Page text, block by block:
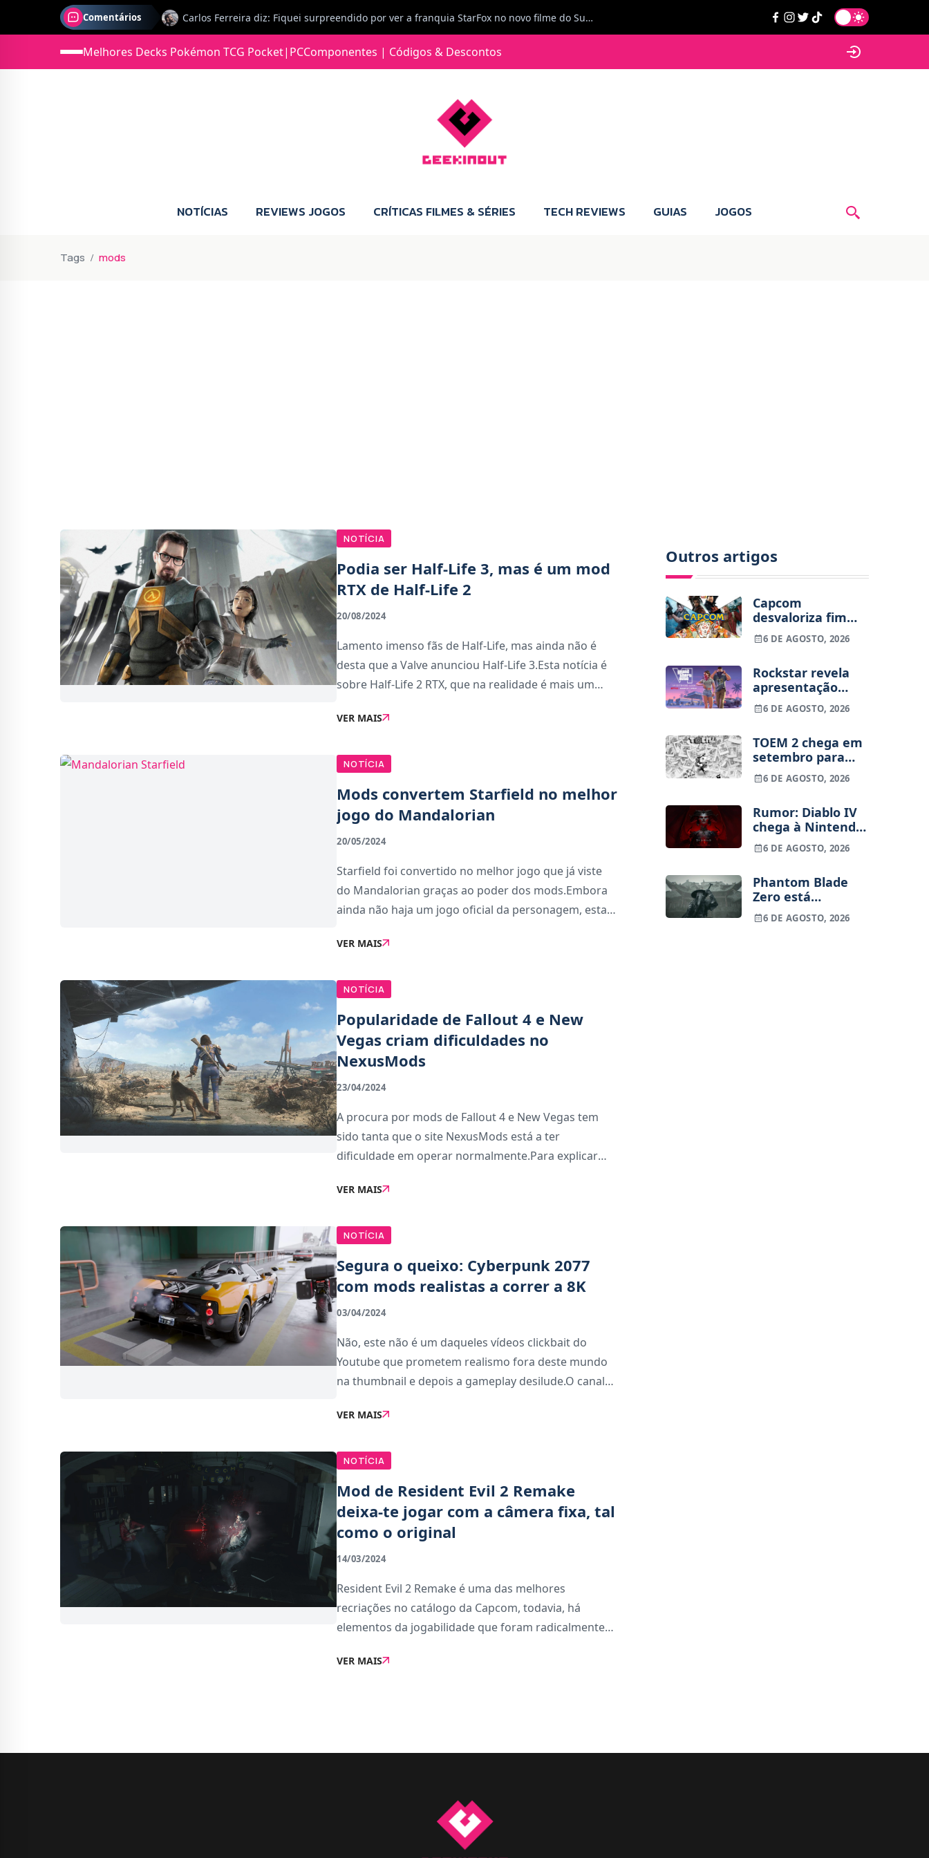
Comentários
Jonas diz: Estou seriamente com vontade para comprar para a Switch 2 :P
Melhores Decks Pokémon TCG Pocket| PCComponentes | Códigos & Descontos
NOTÍCIAS REVIEWS JOGOS CRÍTICAS FILMES & SÉRIES TECH REVIEWS GUIAS JOGOS
Tags mods
NOTÍCIA
Podia ser Half-Life 3, mas é um mod
RTX de Half-Life 2
20/08/2024
Lamento imenso fãs de Half-Life, mas ainda não é
desta que a Valve anunciou Half-Life 3.Esta notícia é
sobre Half-Life 2 RTX, que na realidade é mais um
soprar nova vida no conteúdo existente
VER MAIS
NOTÍCIA
Mods convertem Starfield no melhor
jogo do Mandalorian
20/05/2024
Starfield foi convertido no melhor jogo que já viste
do Mandalorian graças ao poder dos mods.Embora
ainda não haja um jogo oficial da personagem, esta
de Star Wars com vontade de instalar Sta
VER MAIS
NOTÍCIA
Popularidade de Fallout 4 e New
Vegas criam dificuldades no
NexusMods
23/04/2024
A procura por mods de Fallout 4 e New Vegas tem
sido tanta que o site NexusMods está a ter
dificuldade em operar normalmente.Para explicar
últimos dias estavam tão degradada
VER MAIS
NOTÍCIA
Segura o queixo: Cyberpunk 2077
com mods realistas a correr a 8K
03/04/2024
Não, este não é um daqueles vídeos clickbait do
Youtube que prometem realismo fora deste mundo
na thumbnail e depois a gameplay desilude.O canal
Cyberpunk 2077 a correr a 8K, com vários mods reali
VER MAIS
NOTÍCIA
Mod de Resident Evil 2 Remake
deixa-te jogar com a câmera fixa, tal
como o original
14/03/2024
Resident Evil 2 Remake é uma das melhores
recriações no catálogo da Capcom, todavia, há
elementos da jogabilidade que foram radicalmente
qualidade atuais.Um desses elementos foi o ângulo
VER MAIS
Outros artigos
Capcom
desvaloriza fim
dos jogos físicos
na PlayStation
6 DE AGOSTO, 2026
Rockstar revela
apresentação
alargada de GTA
VI para 27 de
6 DE AGOSTO, 2026
TOEM 2 chega em
setembro para
PS5, Switch e PC
6 DE AGOSTO, 2026
Rumor: Diablo IV
chega à Nintendo
Switch 2 em
setembro e vai
um jogo novo
6 DE AGOSTO, 2026
Phantom Blade
Zero está
terminado, pré-
vendas começam
6 DE AGOSTO, 2026